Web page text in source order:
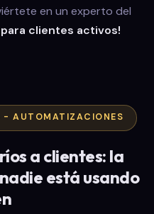
en un experto del
para clientes activos!
- AUTOMATIZACIONES
a clientes: la
está usando